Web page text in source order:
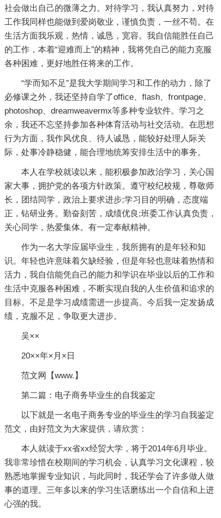
社会做出自己的微薄之力。对待学习，我认真努力，对待
工作我同样也能做到爱岗敬业，谨慎负责，一丝不苟。在
生活方面我乐观，热情，诚恳，宽容。我自信能胜任自己
的工作，本着“迎难而上”的精神，我将凭自己的能力克服
各种困难，更好地胜任将来的工作。
“学而知不足”是我大学期间学习和工作的动力，除了
必修课之外，我还坚持自学了office、flash、frontpage、
photoshop、dreamweavermx等多种专业软件。学习之
余，我还不忘坚持参加各种体育活动与社交活动。在思想
行为方面，我作风优良、待人诚恳，能较好处理人际关
际，处事冷静稳健，能合理地统筹安排生活中的事务。
本人在学校就读以来，能积极参加政治学习，关心国
家大事，拥护党的各项方针政策。遵守校纪校规，尊敬师
长，团结同学，政治上要求进步;学习目的明确，态度端
正，钻研业务。勤奋刻苦，成绩优良;班委工作认真负责，
关心同学，热爱集体。有一定奉献精神。
作为一名大学应届毕业生，我所拥有的是年轻和知
识。年轻也许意味着欠缺经验，但是年轻也意味着热情和
活力，我自信能凭自己的能力和学识在毕业以后的工作和
生活中克服各种困难，不断实现自我的人生价值和追求的
目标。不足是学习成绩需进一步提高。今后我一定发扬成
绩，克服不足，争取更大进步。
吴××
20××年×月×日
范文网【www.】
第二篇：电子商务毕业生的自我鉴定
以下就是一名电子商务专业的毕业生的学习自我鉴定
范文，由好范文为大家提供，请欣赏：
本人就读于xx省xx经贸大学，将于2014年6月毕业。
我非常珍惜在校期间的学习机会，认真学习文化课程，较
熟悉地掌握专业知识，与此同时，我还学会了许多做人做
事的道理。三年多以来的学习生话磨练出一个自信和上进
心强的我。